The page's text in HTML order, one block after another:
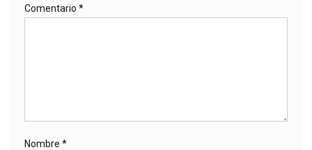
Comentario *
Nombre *